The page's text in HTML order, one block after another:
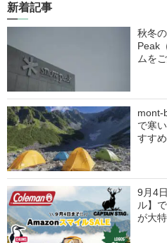
新着記事
秋冬
Peak
ムを
mont-
で寒
すす
9月4
ル】
が大特